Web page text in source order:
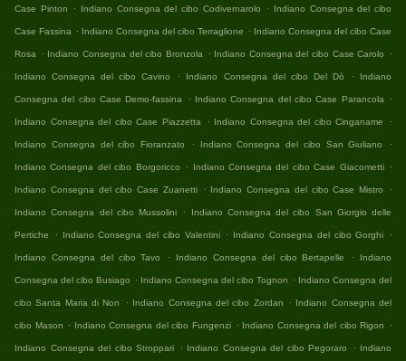
Case Pinton . Indiano Consegna del cibo Codivernarolo . Indiano Consegna del cibo
Case Fassina . Indiano Consegna del cibo Terraglione . Indiano Consegna del cibo Case
Rosa . Indiano Consegna del cibo Bronzola . Indiano Consegna del cibo Case Carolo .
Indiano Consegna del cibo Cavino . Indiano Consegna del cibo Del Dò . Indiano
Consegna del cibo Case Demo-fassina . Indiano Consegna del cibo Case Parancola .
Indiano Consegna del cibo Case Piazzetta . Indiano Consegna del cibo Cinganame .
Indiano Consegna del cibo Fioranzato . Indiano Consegna del cibo San Giuliano .
Indiano Consegna del cibo Borgoricco . Indiano Consegna del cibo Case Giacometti .
Indiano Consegna del cibo Case Zuanetti . Indiano Consegna del cibo Case Mistro .
Indiano Consegna del cibo Mussolini . Indiano Consegna del cibo San Giorgio delle
Pertiche . Indiano Consegna del cibo Valentini . Indiano Consegna del cibo Gorghi .
Indiano Consegna del cibo Tavo . Indiano Consegna del cibo Bertapelle . Indiano
Consegna del cibo Busiago . Indiano Consegna del cibo Tognon . Indiano Consegna del
cibo Santa Maria di Non . Indiano Consegna del cibo Zordan . Indiano Consegna del
cibo Mason . Indiano Consegna del cibo Fungenzi . Indiano Consegna del cibo Rigon .
Indiano Consegna del cibo Stroppari . Indiano Consegna del cibo Pegoraro . Indiano